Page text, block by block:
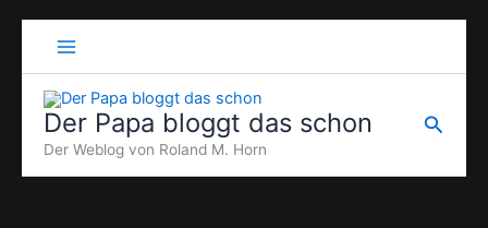
Der Papa bloggt das schon
Der Weblog von Roland M. Horn